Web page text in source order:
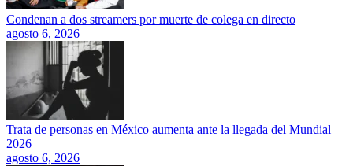
Condenan a dos streamers por muerte de colega en directo
agosto 6, 2026
Trata de personas en México aumenta ante la llegada del Mundial
2026
agosto 6, 2026